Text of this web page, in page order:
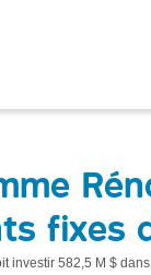
fixes
investir 582,5 M $